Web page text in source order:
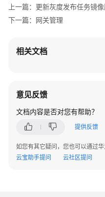
删
除
灰
发
网
管
理
上一篇：更新灰度发布任务镜
下一篇：网关管理
相关文档
意见反馈
文档内容是否对您有帮助？
提供反馈
如您有其它疑问，您也可以通过
云宝助手提问
云社区提问